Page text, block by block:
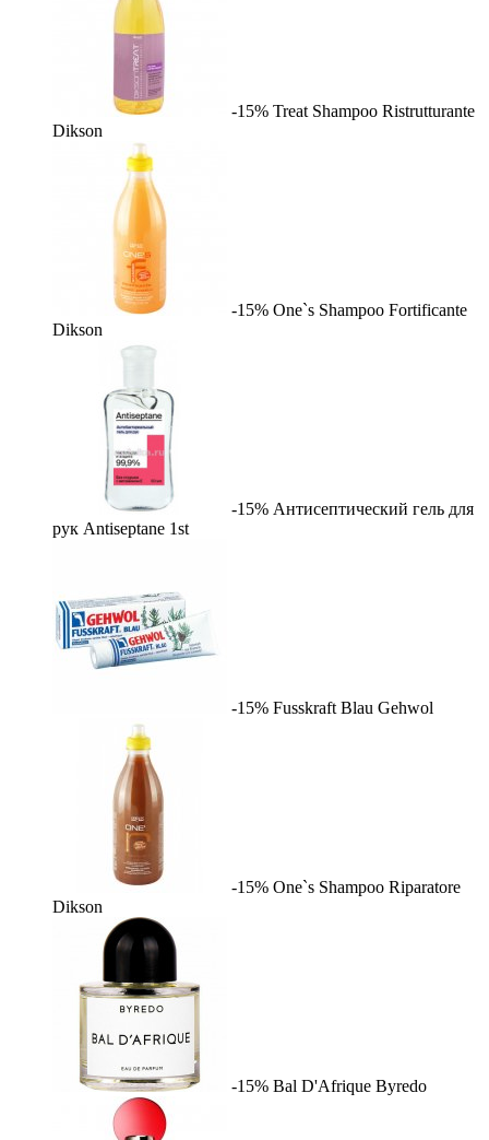
-15% Treat Shampoo Ristrutturante
Dikson
-15% One`s Shampoo Fortificante
Dikson
-15% Антисептический гель для
рук Antiseptane 1st
-15% Fusskraft Blau Gehwol
-15% One`s Shampoo Riparatore
Dikson
-15% Bal D'Afrique Byredo